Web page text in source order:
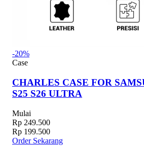
-20%
Case
CHARLES CASE FOR
S25 S26 ULTRA
Mulai
Rp 249.500
Rp 199.500
Order Sekarang